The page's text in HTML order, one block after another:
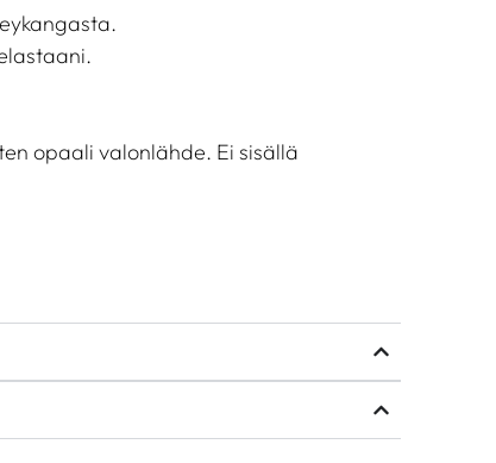
opaali valonlähde. Ei sisällä